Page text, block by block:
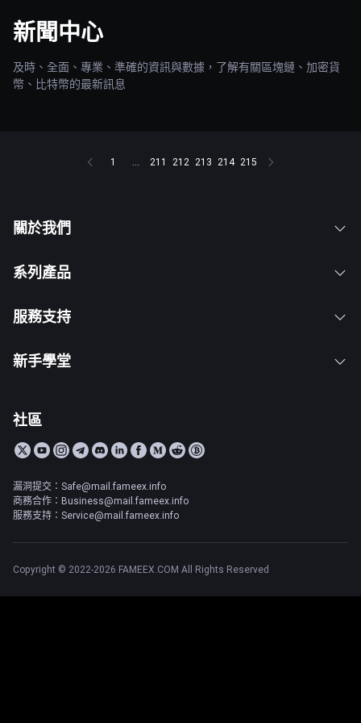
新聞中心
及時、全面、專業、準確的資訊與數據，了解有關區塊鏈、加密貨
幣、比特幣的最新訊息
1 ... 211 212 213 214 215
關於我們
系列產品
服務支持
新手學堂
社區
漏洞提交：Safe@mail.fameex.info
商務合作：Business@mail.fameex.info
服務支持：Service@mail.fameex.info
Copyright © 2022-2026 FAMEEX.COM All Rights Reserved